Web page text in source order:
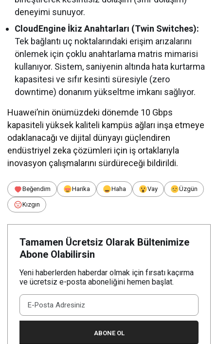
deneyimi sunuyor.
CloudEngine İkiz Anahtarları (Twin Switches):
Tek bağlantı uç noktalarındaki erişim arızalarını
önlemek için çoklu anahtarlama matris mimarisi
kullanıyor. Sistem, saniyenin altında hata kurtarma
kapasitesi ve sıfır kesinti süresiyle (zero
downtime) donanım yükseltme imkanı sağlıyor.
Huawei’nin önümüzdeki dönemde 10 Gbps
kapasiteli yüksek kaliteli kampüs ağları inşa etmeye
odaklanacağı ve dijital dünyayı güçlendiren
endüstriyel zeka çözümleri için iş ortaklarıyla
inovasyon çalışmalarını sürdüreceği bildirildi.
Beğendim Harika Haha Vay Üzgün
Kızgın
Tamamen Ücretsiz Olarak Bültenimize
Abone Olabilirsin
Yeni haberlerden haberdar olmak için fırsatı kaçırma
ve ücretsiz e-posta aboneliğini hemen başlat.
ABONE OL